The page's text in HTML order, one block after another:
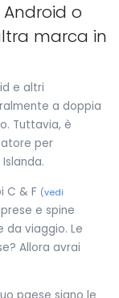
o
marca in
e altri
a doppia
Tuttavia, è
per
C & F (vedi
e spine
da viaggio. Le
Allora avrai